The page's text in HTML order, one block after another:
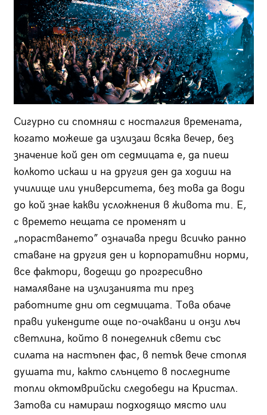
Сигурно си спомняш с носталгия времената,
когато можеше да излизаш всяка вечер, без
значение кой ден от седмицата е, да пиеш
колкото искаш и на другия ден да ходиш на
училище или университета, без това да води
до кой знае какви усложнения в живота ти. Е,
с времето нещата се променят и
„порастването” означава преди всичко ранно
ставане на другия ден и корпоративни норми,
все фактори, водещи до прогресивно
намаляване на излизанията ти през
работните дни от седмицата. Това обаче
прави уикендите още по-очаквани и онзи лъч
светлина, който в понеделник свети със
силата на настъпен фас, в петък вече стопля
душата ти, както слънцето в последните
топли октомврийски следобеди на Кристал.
Затова си намираш подходящо място или